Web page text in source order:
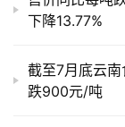
下降13.77%
截至7月底云
跌900元/吨